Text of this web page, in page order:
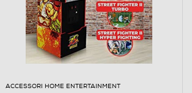
ACCESSORI HOME ENTERTAINMENT